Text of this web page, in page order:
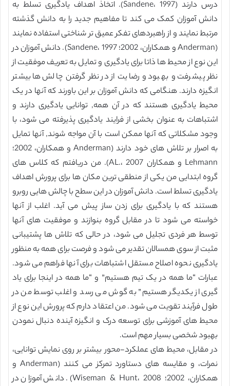
درس دارند (Sandene، 1997). اتخاذ اهداف یادگیری تسلط به
دانش آموزان کمک می کند تا مفاهیم جدید را به دانش گذشته
مرتبط نمایند و از راهبردهای تفکر عمیق تر شناختی استفاده نمایند
(Anderman و همکاران، 2002؛ Sandene، 1997). دانش آموزان در
این نوع از محیط ها ذاتا برای یادگیری و تمایل به تعریف موفقیت از
نظر پیشرفت و بهبود و رضایت از در نظر گرفتن چالش ها بیشتر
انگیزه دارند. هنگامی که دانش آموزان بر این باورند که آنها در یک
محیط یادگیری هستند که در آن همه, توانایی یادگیری دارند و
اشتباهات به عنوان بخشی از فرایند یادگیری پذیرفته می شود، با
وجود مشکلاتی که آنها ممکن است با آن مواجه شوند, آنها تمایل
به اصرار بر تلاش های خود دارند (Anderman و همکاران، 2002؛
Lehmann و همکاران AL.، 2007). من دریافتم که کلاس های
گروه ابتدایی من یکی از منطقی ترین مکان ها برای پرورش اهداف
یادگیری تسلط است. دانش آموزان در این سطح با چالش هایی روبرو
هستند که با یادگیری برای زدن ساز پیش می آید. اغلب از آنها
خواسته می شود تا در مقابل گروه بنوازند و موفقیت های آنها
توسط هر فردی تجلیل می شود، در حالی که تلاش ها پشتیبانی
مثبت از سوی همسالان تقدیر می شود و فرصت برای همه به منظور
یادگیری نحوه اصلاح مستقل اشتباهات برای آنها فراهم می شود.
عبارات “ما همه در یک تیم هستیم” و “ما همه در اینجا برای یاد
گیری از یکدیگر هستیم” به گوش می رسد و اغلب توسط من در
طول فرآیند تقویت می شود. من اعتقاد دارم که پرورش این نوع از
محیط های آموزشی برای توسعه درک و انگیزه آینده دنبال نمودن
بهبود شخصی بسیار مهم است.
در مقابل، محیط های عملکرد-محور بیشتر بر روی نمایش توانایی،
نمرات، و مقایسه های دستاورد تمرکز می کنند (Anderman و
همکاران، 2002؛ Wiseman & Hunt، 2008). دانش آموزان در